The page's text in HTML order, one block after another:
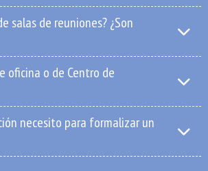
salas de reuniones? ¿Son
oficina o de Centro de
necesito para formalizar un